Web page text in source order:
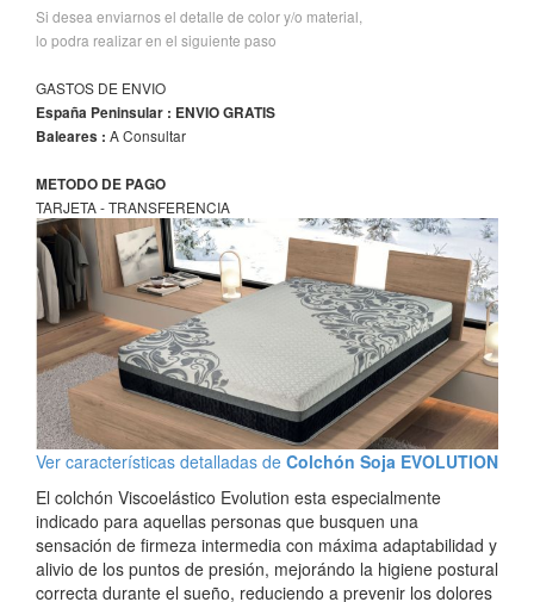
Si desea enviarnos el detalle de color y/o material,
lo podra realizar en el siguiente paso
GASTOS DE ENVIO
España Peninsular : ENVIO GRATIS
Baleares : A Consultar
METODO DE PAGO
TARJETA - TRANSFERENCIA
Ver características detalladas de Colchón Soja EVOLUTION
El colchón Viscoelástico Evolution esta especialmente
indicado para aquellas personas que busquen una
sensación de firmeza intermedia con máxima adaptabilidad y
alivio de los puntos de presión, mejorándo la higiene postural
correcta durante el sueño, reduciendo a prevenir los dolores